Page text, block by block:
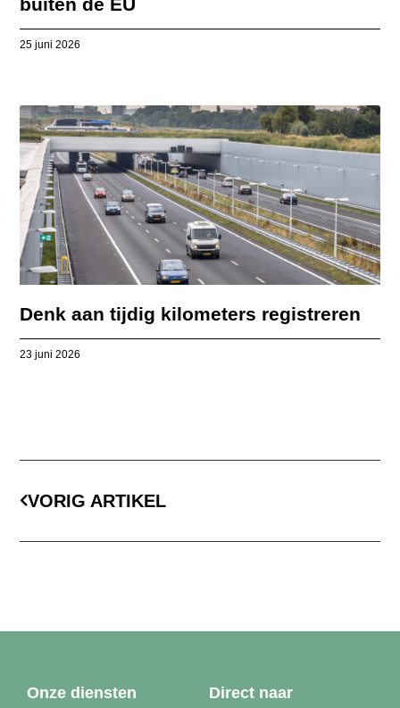
25 juni 2026
Denk aan tijdig kilometers registreren
23 juni 2026
VORIG ARTIKEL
Onze diensten Direct naar